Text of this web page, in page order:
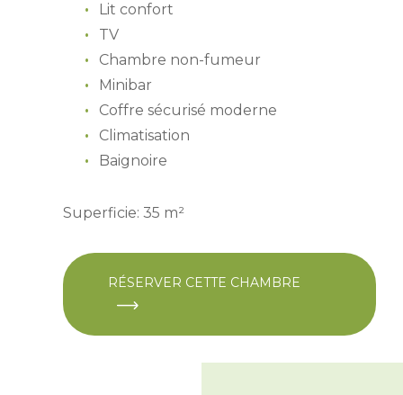
Lit confort
TV
Chambre non-fumeur
Minibar
Coffre sécurisé moderne
Climatisation
Baignoire
Superficie: 35 m²
RÉSERVER CETTE CHAMBRE